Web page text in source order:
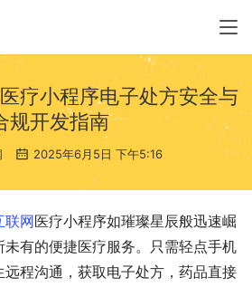
疗小程序电子处方安全与
规开发指南
2025年6月5日 下午5:16
联网医疗小程序如璀璨星辰般迅速崛
有的便捷医疗服务。只需轻点手机
远程沟通，获取电子处方，药品直接